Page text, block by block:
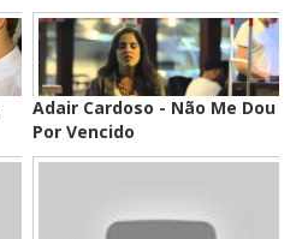
Adair Cardoso - Não Me Dou
Por Vencido